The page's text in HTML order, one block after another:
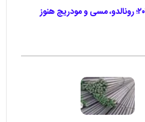
بعد از جام جهانی ۲۰۲۶؛ رونالدو، مسی و مودریچ هنوز